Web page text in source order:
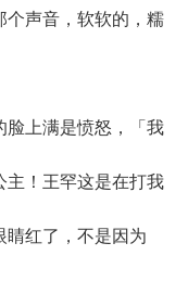
声音，软软的，糯
上满是愤怒，「我
主！王罕这是在打我
睛红了，不是因为